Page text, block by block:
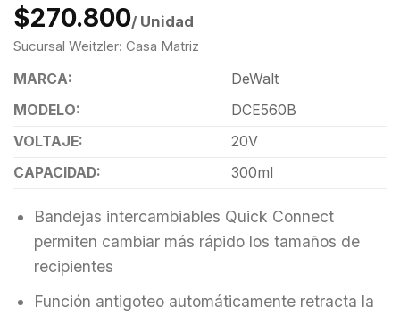
$270.800/ Unidad
Sucursal Weitzler: Casa Matriz
MARCA:
DeWalt
MODELO:
DCE560B
VOLTAJE:
20V
CAPACIDAD:
300ml
Bandejas intercambiables Quick Connect
permiten cambiar más rápido los tamaños de
recipientes
Función antigoteo automáticamente retracta la